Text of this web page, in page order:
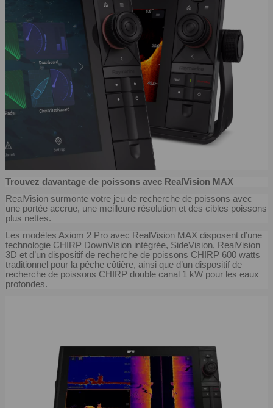
Trouvez davantage de poissons avec RealVision MAX
RealVision surmonte votre jeu de recherche de poissons avec
une portée accrue, une meilleure résolution et des cibles poissons
plus nettes.
Les modèles Axiom 2 Pro avec RealVision MAX disposent d’une
technologie CHIRP DownVision intégrée, SideVision, RealVision
3D et d’un dispositif de recherche de poissons CHIRP 600 watts
traditionnel pour la pêche côtière, ainsi que d’un dispositif de
recherche de poissons CHIRP double canal 1 kW pour les eaux
profondes.